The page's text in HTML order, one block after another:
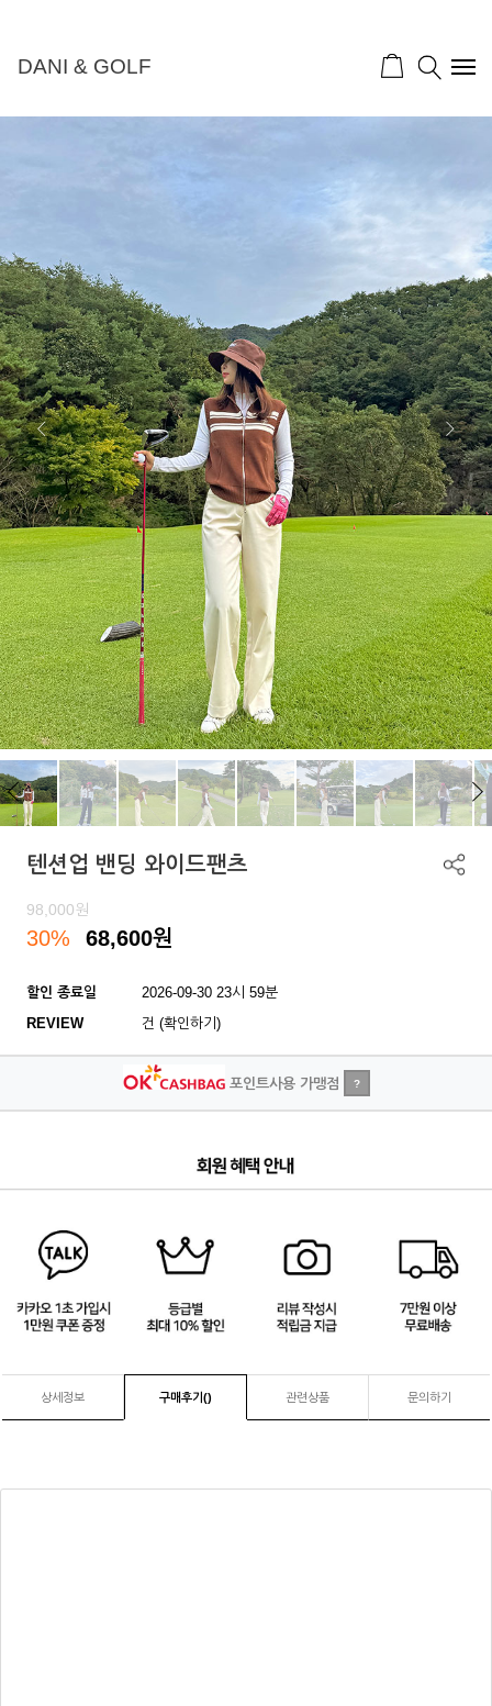
DANI & GOLF
텐션업 밴딩 와이드팬츠
98,000원
30% 68,600원
할인 종료일
2026-09-30 23시 59분
REVIEW
건 (확인하기)
포인트사용 가맹점 ?
상세정보 구매후기() 관련상품 문의하기